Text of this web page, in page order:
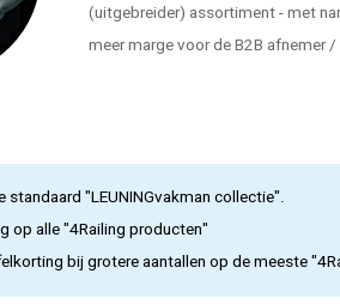
(uitgebreider) assortiment - met
meer marge voor de B2B afnemer /
standaard "LEUNINGvakman collectie".
op alle "4Railing producten"
bij grotere aantallen op de meeste